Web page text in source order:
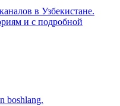
в Узбекистане.
и с подробной
boshlang.